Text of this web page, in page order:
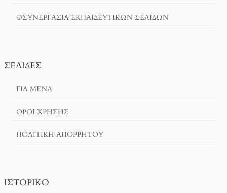
©ΣΥΝΕΡΓΑΣΙΑ ΕΚΠΑΙΔΕΥΤΙΚΩΝ ΣΕΛΙΔΩΝ
ΣΕΛΊΔΕΣ
ΓΙΑ ΜΕΝΑ
ΌΡΟΙ ΧΡΗΣΗΣ
ΠΟΛΙΤΙΚΉ ΑΠΟΡΡΉΤΟΥ
ΙΣΤΟΡΙΚΌ